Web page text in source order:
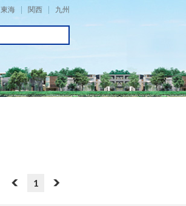
東海 関西 九州
1